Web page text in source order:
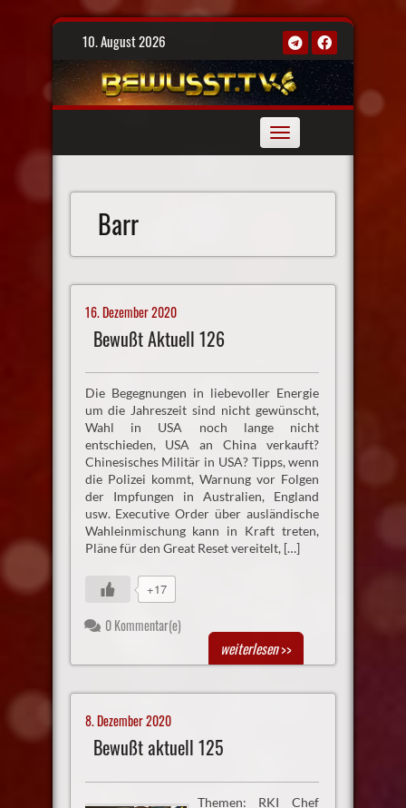
Skip
10. August 2026
Toggle
navigation
Barr
16. Dezember 2020
Bewußt Aktuell 126
Die Begegnungen in liebevoller Energie
um die Jahreszeit sind nicht gewünscht,
Wahl in USA noch lange nicht
entschieden, USA an China verkauft?
Chinesisches Militär in USA? Tipps, wenn
die Polizei kommt, Warnung vor Folgen
der Impfungen in Australien, England
usw. Executive Order über ausländische
Wahleinmischung kann in Kraft treten,
Pläne für den Great Reset vereitelt, […]
+17
0 Kommentar(e)
weiterlesen>>
8. Dezember 2020
Bewußt aktuell 125
Themen: RKI Chef